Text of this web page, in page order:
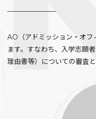
AO（アドミッション・オフ
ます。すなわち、入学志願
理由書等）についての審査